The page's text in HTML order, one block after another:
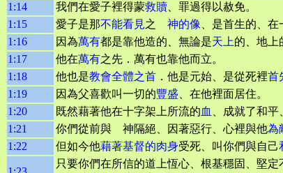
1:14
我們在愛子裡得蒙救贖 、罪過得以赦免。
1:15
愛子是那不能看見之 神的像 、是首生的、在
1:16
因為萬有都是靠他造的、無論是天上的、地上
1:17
他在萬有之先．萬有也靠他而立。
1:18
他也是教會全體之首 ．他是元始、是從死裡首
1:19
因為父喜歡叫一切的豐盛 、在他裡面居住。
1:20
既然藉著他在十字架上所流的血 、成就了和
1:21
你們從前與 神隔絕、因著惡行、心裡與他為
1:22
但如今他藉著基督的肉身受死、叫你們與自己
只要你們在所信的道上恆心、根基穩固、堅